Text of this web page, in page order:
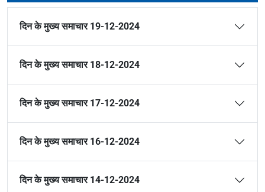
दिन के मुख्य समाचार 19-12-2024
दिन के मुख्य समाचार 18-12-2024
दिन के मुख्य समाचार 17-12-2024
दिन के मुख्य समाचार 16-12-2024
दिन के मुख्य समाचार 14-12-2024